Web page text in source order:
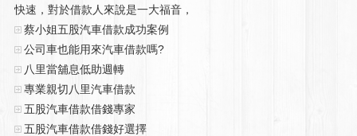
快速，對於借款人來說是一大福音，
蔡小姐五股汽車借款成功案例
公司車也能用來汽車借款嗎?
八里當舖息低助週轉
專業親切八里汽車借款
五股汽車借款借錢專家
五股汽車借款借錢好選擇